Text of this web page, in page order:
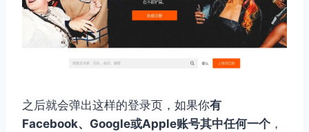
之后就会弹出这样的登录页，如果你有
Facebook、Google或Apple账号其中任何一个 ，